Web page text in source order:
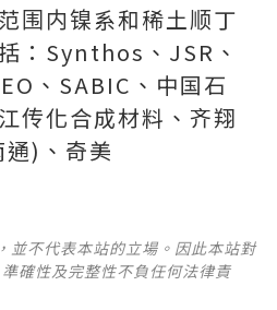
围内镍系和稀土顺丁
：Synthos、JSR、
、SABIC、中国石
传化合成材料、齐翔
)、奇美
並不代表本站的立場。因此本站對
確性及完整性不負任何法律責